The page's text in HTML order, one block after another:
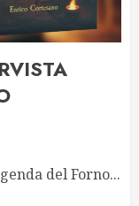
del Forno...